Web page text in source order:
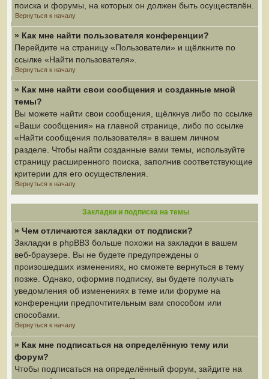
поиска и форумы, на которых он должен быть осуществлён.
Вернуться к началу
» Как мне найти пользователя конференции?
Перейдите на страницу «Пользователи» и щёлкните по
ссылке «Найти пользователя».
Вернуться к началу
» Как мне найти свои сообщения и созданные мной
темы?
Вы можете найти свои сообщения, щёлкнув либо по ссылке
«Ваши сообщения» на главной странице, либо по ссылке
«Найти сообщения пользователя» в вашем личном
разделе. Чтобы найти созданные вами темы, используйте
страницу расширенного поиска, заполнив соответствующие
критерии для его осуществления.
Вернуться к началу
Закладки и подписка на темы
» Чем отличаются закладки от подписки?
Закладки в phpBB3 больше похожи на закладки в вашем
веб-браузере. Вы не будете предупреждены о
произошедших изменениях, но сможете вернуться в тему
позже. Однако, оформив подписку, вы будете получать
уведомления об изменениях в теме или форуме на
конференции предпочтительным вам способом или
способами.
Вернуться к началу
» Как мне подписаться на определённую тему или
форум?
Чтобы подписаться на определённый форум, зайдите на